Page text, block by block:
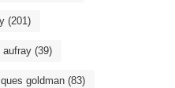
(201)
aufray(39)
goldman(83)